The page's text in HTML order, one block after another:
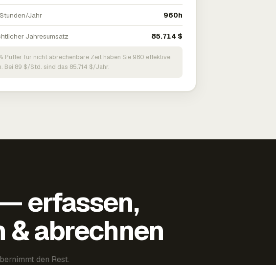
Jahr 960h
Jahresumsatz 85.714 $
Puffer für nicht abrechenbare Zeit haben Sie 960 effektive
Bei 89 $/Std. sind das 85.714 $/Jahr.
erfassen,
abrechnen
den Rest.